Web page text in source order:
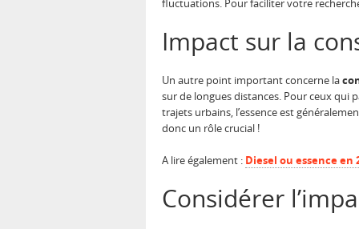
fluctuations. Pour faciliter votre
Impact sur la
Un autre point important concerne la
sur de longues distances. Pour ceux qui
trajets urbains, l’essence est
donc un rôle crucial !
A lire également : Diesel ou essence en
Considérer